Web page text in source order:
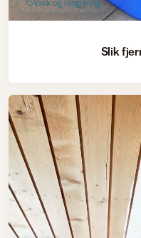
Vask og rengjøring
Slik